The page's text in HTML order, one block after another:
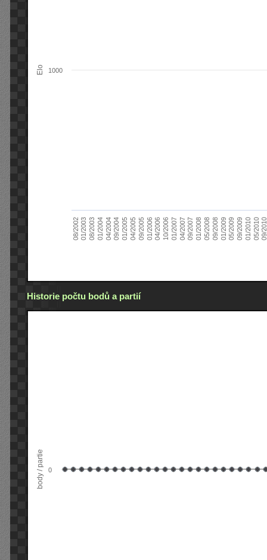
Elo
08/200201/200308/200301/200404/200409/200401/200504/200509/200501/200604/200610/200601/200704/200709/200701/200805/200809/200801/200905/200909/200901/201005/201009/
1000
Historie počtu bodů a partií
body / partie 0